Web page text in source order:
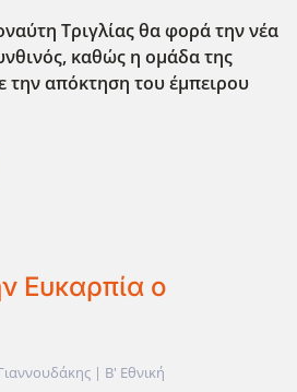
Τριγλίας θα φορά την νέα
καθώς η ομάδα της
την απόκτηση του έμπειρου
Ευκαρπία ο
| Β' Εθνική